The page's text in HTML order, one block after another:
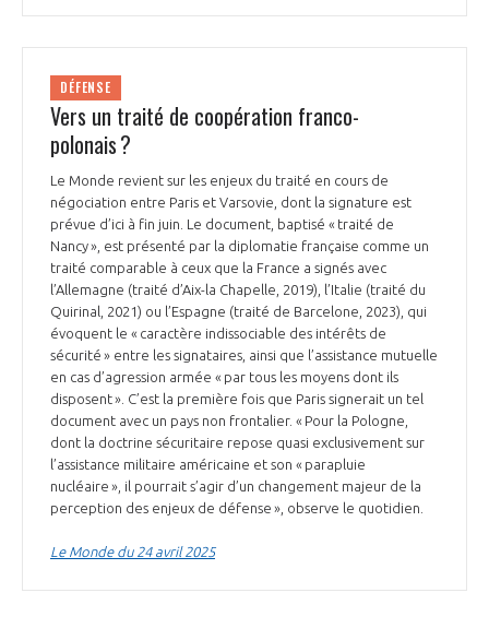
DÉFENSE
Vers un traité de coopération franco-
polonais ?
Le Monde revient sur les enjeux du traité en cours de
négociation entre Paris et Varsovie, dont la signature est
prévue d’ici à fin juin. Le document, baptisé « traité de
Nancy », est présenté par la diplomatie française comme un
traité comparable à ceux que la France a signés avec
l’Allemagne (traité d’Aix-la Chapelle, 2019), l’Italie (traité du
Quirinal, 2021) ou l’Espagne (traité de Barcelone, 2023), qui
évoquent le « caractère indissociable des intérêts de
sécurité » entre les signataires, ainsi que l’assistance mutuelle
en cas d’agression armée « par tous les moyens dont ils
disposent ». C’est la première fois que Paris signerait un tel
document avec un pays non frontalier. « Pour la Pologne,
dont la doctrine sécuritaire repose quasi exclusivement sur
l’assistance militaire américaine et son « parapluie
nucléaire », il pourrait s’agir d’un changement majeur de la
perception des enjeux de défense », observe le quotidien.
Le Monde du 24 avril 2025